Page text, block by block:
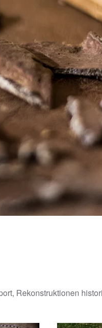
Rekonstruktionen